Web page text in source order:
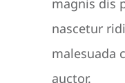
magnis dis
nascetur
malesuada
auctor.